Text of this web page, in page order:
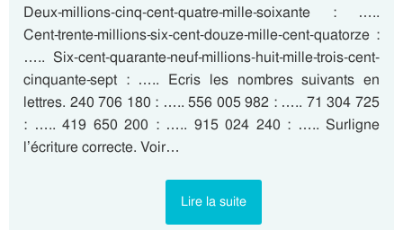
Deux-millions-cinq-cent-quatre-mille-soixante : …..
Cent-trente-millions-six-cent-douze-mille-cent-quatorze :
….. Six-cent-quarante-neuf-millions-huit-mille-trois-cent-
cinquante-sept : ….. Ecris les nombres suivants en
lettres. 240 706 180 : ….. 556 005 982 : ….. 71 304 725
: ….. 419 650 200 : ….. 915 024 240 : ….. Surligne
l’écriture correcte. Voir…
Lire la suite